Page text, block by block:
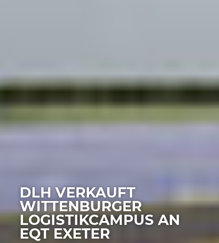
DLH VERKAUFT
WITTENBURGER
LOGISTIKCAMPUS AN
EQT EXETER